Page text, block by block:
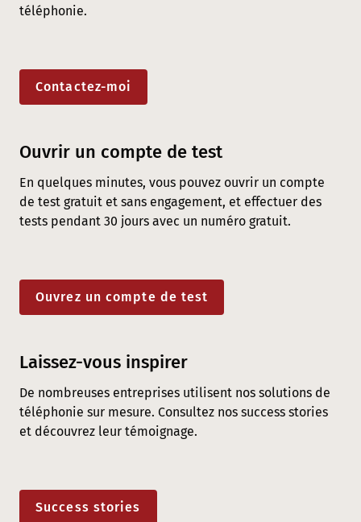
téléphonie.
Contactez-moi
Ouvrir un compte de test
En quelques minutes, vous pouvez ouvrir un compte
de test gratuit et sans engagement, et effectuer des
tests pendant 30 jours avec un numéro gratuit.
Ouvrez un compte de test
Laissez-vous inspirer
De nombreuses entreprises utilisent nos solutions de
téléphonie sur mesure. Consultez nos success stories
et découvrez leur témoignage.
Success stories